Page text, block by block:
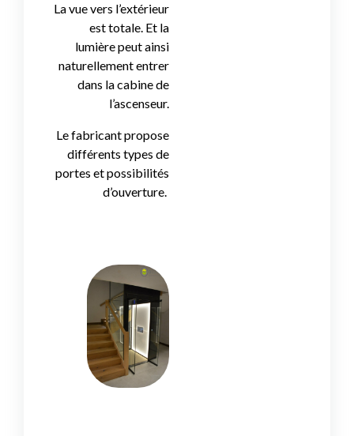
La vue vers l’extérieur
est totale. Et la
lumière peut ainsi
naturellement entrer
dans la cabine de
l’ascenseur.
Le fabricant propose
différents types de
portes et possibilités
d’ouverture.